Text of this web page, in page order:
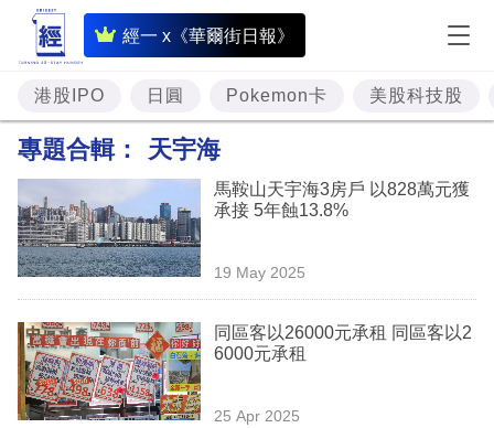
經一 x《華爾街日報》
即
時
財
經
投
資
樓
市
理
港股IPO 日圓 Pokemon卡 美股科技股
專題合輯： 天宇海
馬鞍山天宇海3房戶 以828萬元獲
承接 5年蝕13.8%
19 May 2025
同區客以26000元承租 同區客以2
6000元承租
25 Apr 2025